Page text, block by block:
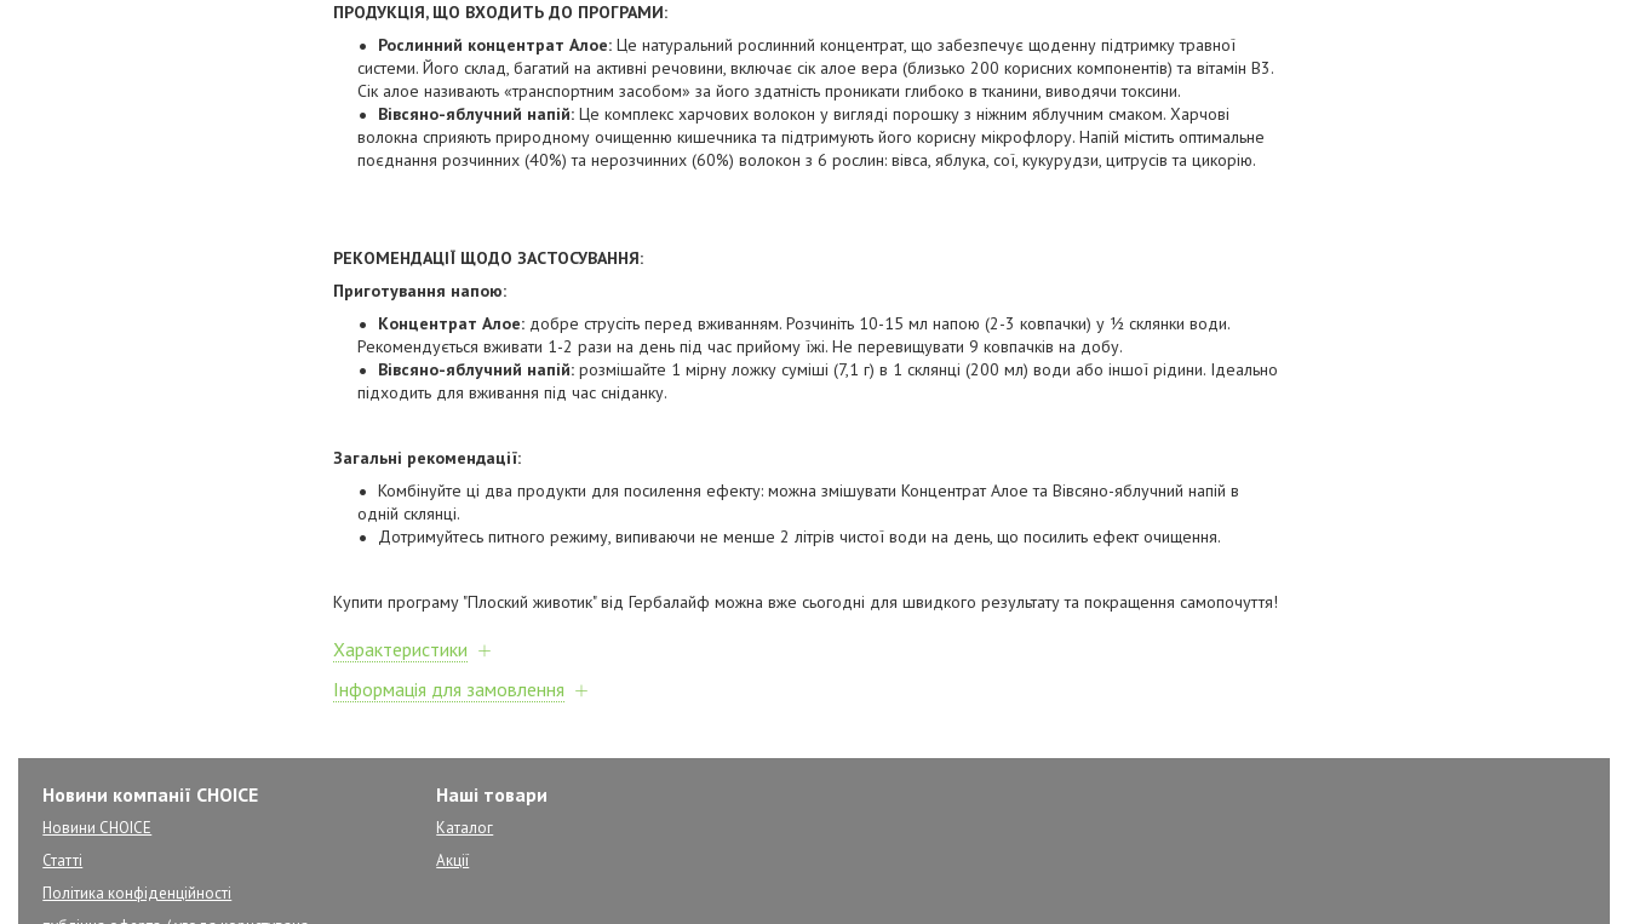
ПРОДУКЦІЯ, ЩО ВХОДИТЬ ДО ПРОГРАМИ:
Рослинний концентрат Алое: Це натуральний рослинний концентрат, що забезпечує щоденну підтримку травної
системи. Його склад, багатий на активні речовини, включає сік алое вера (близько 200 корисних компонентів) та вітамін B3.
Сік алое називають «транспортним засобом» за його здатність проникати глибоко в тканини, виводячи токсини.
Вівсяно-яблучний напій: Це комплекс харчових волокон у вигляді порошку з ніжним яблучним смаком. Харчові
волокна сприяють природному очищенню кишечника та підтримують його корисну мікрофлору. Напій містить оптимальне
поєднання розчинних (40%) та нерозчинних (60%) волокон з 6 рослин: вівса, яблука, сої, кукурудзи, цитрусів та цикорію.
РЕКОМЕНДАЦІЇ ЩОДО ЗАСТОСУВАННЯ:
Приготування напою:
Концентрат Алое: добре струсіть перед вживанням. Розчиніть 10-15 мл напою (2-3 ковпачки) у ½ склянки води.
Рекомендується вживати 1-2 рази на день під час прийому їжі. Не перевищувати 9 ковпачків на добу.
Вівсяно-яблучний напій: розмішайте 1 мірну ложку суміші (7,1 г) в 1 склянці (200 мл) води або іншої рідини. Ідеально
підходить для вживання під час сніданку.
Загальні рекомендації:
Комбінуйте ці два продукти для посилення ефекту: можна змішувати Концентрат Алое та Вівсяно-яблучний напій в
одній склянці.
Дотримуйтесь питного режиму, випиваючи не менше 2 літрів чистої води на день, що посилить ефект очищення.
Купити програму "Плоский животик" від Гербалайф можна вже сьогодні для швидкого результату та покращення самопочуття!
Характеристики
Інформація для замовлення
Новини компанії CHOICE
Новини CHOICE
Статті
Політика конфіденційності
Наші товари
Каталог
Акції